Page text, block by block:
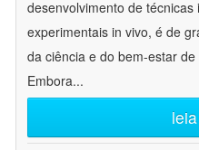
desenvolvimento de
experimentais in vivo, é de
da ciência e do bem-estar
Embora...